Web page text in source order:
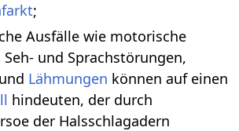
;
Ausfälle wie motorische
und Sprachstörungen,
und Lähmungen können auf einen
hindeuten, der durch
der Halsschlagadern